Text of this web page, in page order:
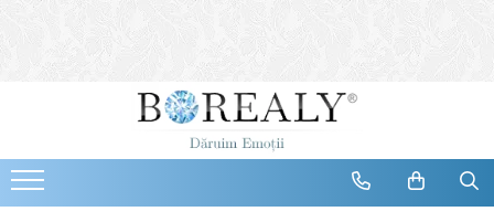
Bijuterii
Cercei
Bratari